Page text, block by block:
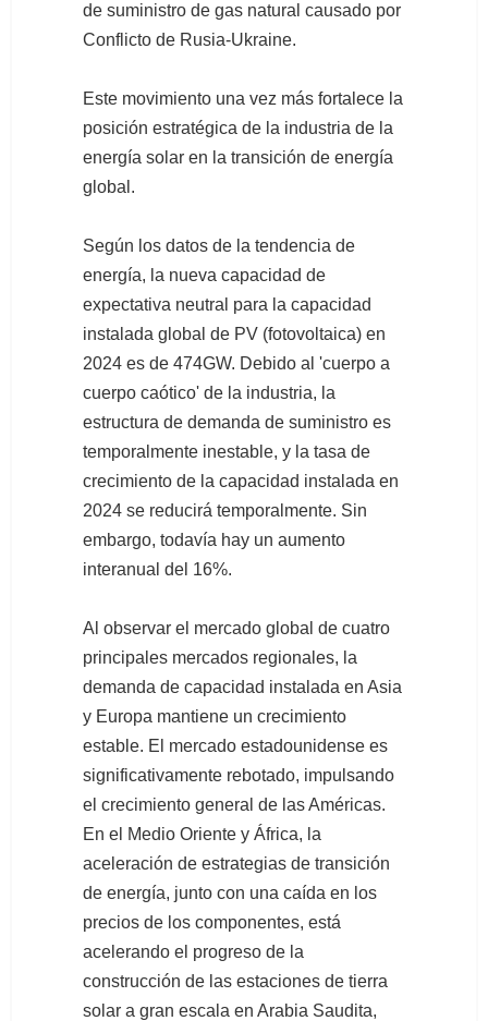
de suministro de gas natural causado por
Conflicto de Rusia-Ukraine.
Este movimiento una vez más fortalece la
posición estratégica de la industria de la
energía solar en la transición de energía
global.
Según los datos de la tendencia de
energía, la nueva capacidad de
expectativa neutral para la capacidad
instalada global de PV (fotovoltaica) en
2024 es de 474GW. Debido al 'cuerpo a
cuerpo caótico' de la industria, la
estructura de demanda de suministro es
temporalmente inestable, y la tasa de
crecimiento de la capacidad instalada en
2024 se reducirá temporalmente. Sin
embargo, todavía hay un aumento
interanual del 16%.
Al observar el mercado global de cuatro
principales mercados regionales, la
demanda de capacidad instalada en Asia
y Europa mantiene un crecimiento
estable. El mercado estadounidense es
significativamente rebotado, impulsando
el crecimiento general de las Américas.
En el Medio Oriente y África, la
aceleración de estrategias de transición
de energía, junto con una caída en los
precios de los componentes, está
acelerando el progreso de la
construcción de las estaciones de tierra
solar a gran escala en Arabia Saudita,